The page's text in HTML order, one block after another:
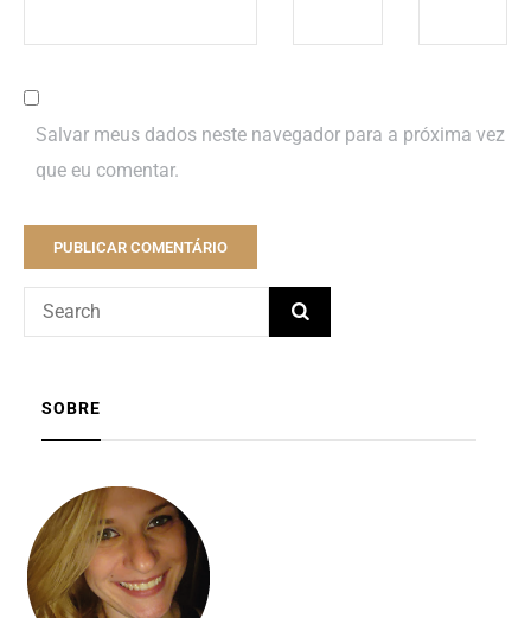
Salvar meus dados neste navegador para a próxima vez
que eu comentar.
SOBRE